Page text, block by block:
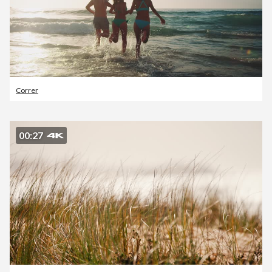
Correr
00:27